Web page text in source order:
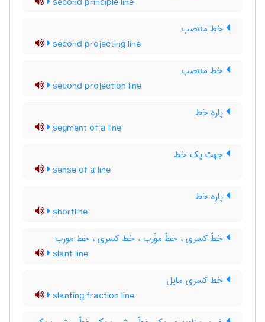
خط منتصب
second projecting line
خط منتصب
second projection line
پاره خط
segment of a line
جهت یک خط
sense of a line
پاره خط
shortline
خطّ کسری ، خطّ موّرب ، خط کسری ، خط مورب
slant line
خط کسری مایل
slanting fraction line